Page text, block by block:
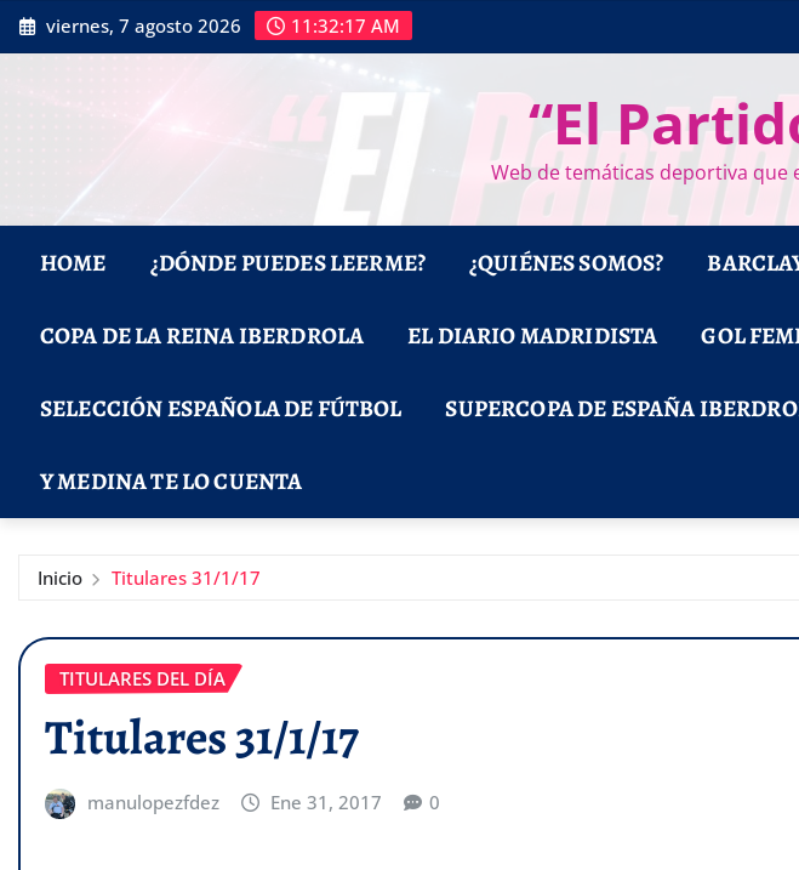
Saltar
al
viernes, 7 agosto 2026 11:32:18 AM
“El
Web de temáticas deportiva que
HOME ¿DÓNDE PUEDES LEERME? ¿QUIÉNES SOMOS?
COPA DE LA REINA IBERDROLA EL DIARIO MADRIDISTA GOL
SELECCIÓN ESPAÑOLA DE FÚTBOL SUPERCOPA DE ESPAÑA
Y MEDINA TE LO CUENTA
Inicio Titulares 31/1/17
TITULARES DEL DÍA
Titulares 31/1/17
manulopezfdez Ene 31, 2017 0